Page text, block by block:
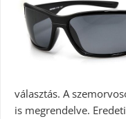
választás. A
is megrendelve.